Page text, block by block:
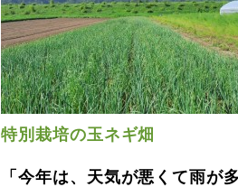
特別栽培の玉ネギ畑
「今年は、天気が悪くて雨